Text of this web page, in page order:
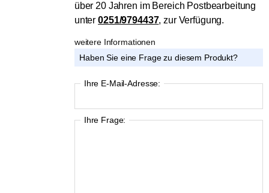
über 20 Jahren im Bereich Postbearbeitung
unter0251/9794437, zur Verfügung.
weitere Informationen
Haben Sie eine Frage zu diesem Produkt?
Ihre E-Mail-Adresse:
Ihre Frage: